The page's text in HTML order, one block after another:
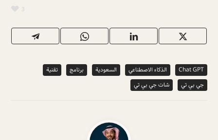
Chat GPT الذكاء الاصطناعي السعودية برنامج
تقنية
جي بي تي
شات جي بي تي